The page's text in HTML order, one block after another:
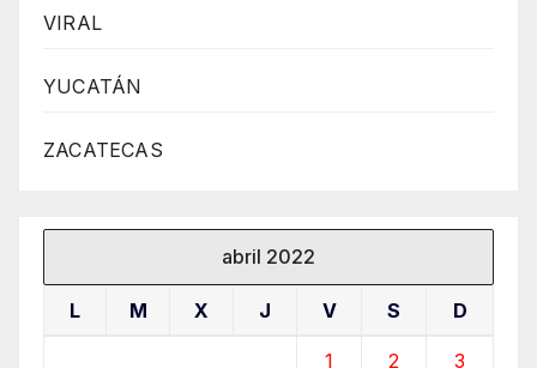
VIRAL
YUCATÁN
ZACATECAS
abril 2022
L M X J V S D
1 2 3